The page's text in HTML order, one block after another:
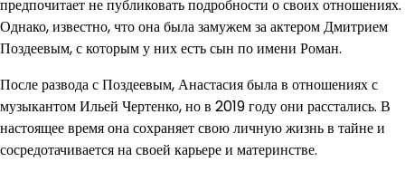
предпочитает не публиковать подробности о своих отношениях.
Однако, известно, что она была замужем за актером Дмитрием
Поздеевым, с которым у них есть сын по имени Роман.
После развода с Поздеевым, Анастасия была в отношениях с
музыкантом Ильей Чертенко, но в 2019 году они расстались. В
настоящее время она сохраняет свою личную жизнь в тайне и
сосредотачивается на своей карьере и материнстве.